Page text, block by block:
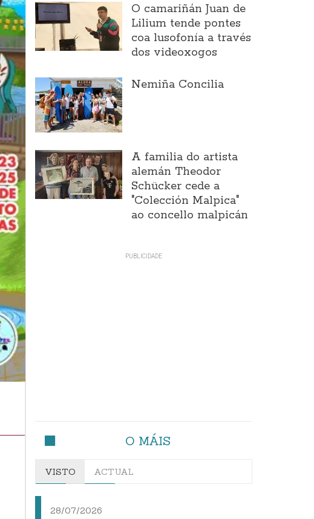
O camariñán Juan de
Lilium tende pontes
coa lusofonía a través
dos videoxogos
Nemiña Concilia
A familia do artista
alemán Theodor
Schücker cede a
"Colección Malpica"
ao concello malpicán
O MÁIS
VISTO ACTUAL
28/07/2026